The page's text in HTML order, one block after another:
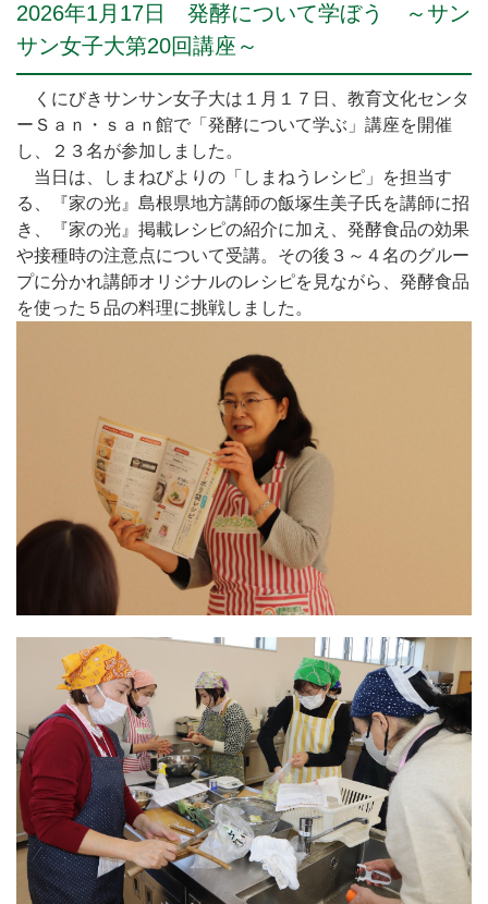
2026年1月17日 発酵について学ぼう ～サン
サン女子大第20回講座～
くにびきサンサン女子大は１月１７日、教育文化センタ
ーＳａｎ・ｓａｎ館で「発酵について学ぶ」講座を開催
し、２３名が参加しました。
当日は、しまねびよりの「しまねうレシピ」を担当す
る、『家の光』島根県地方講師の飯塚生美子氏を講師に招
き、『家の光』掲載レシピの紹介に加え、発酵食品の効果
や接種時の注意点について受講。その後３～４名のグルー
プに分かれ講師オリジナルのレシピを見ながら、発酵食品
を使った５品の料理に挑戦しました。